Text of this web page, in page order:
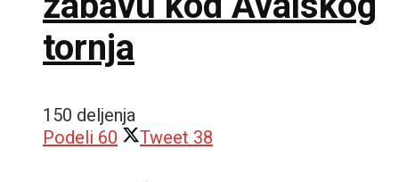
tornja
150 deljenja
Podeli 60 Tweet 38